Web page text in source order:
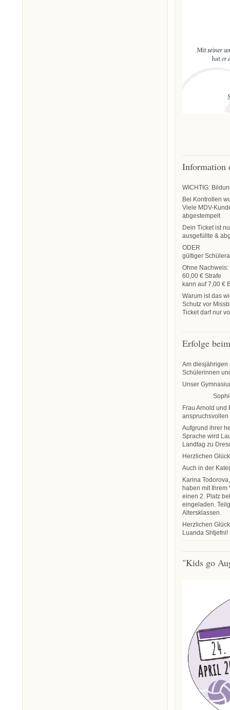
Information
WICHTIG:
Bei Kontrollen
Viele MDV-
abgestempelt
Dein Ticket ist
ausgefüllte &
ODER
gültiger
Ohne Nachweis:
60,00 € Strafe
kann auf 7,00 €
Warum ist das
Schutz vor
Ticket darf nur
Erfolge
Am diesjährigen
Schülerinnen
Unser
Sophie
Frau Arnold und
anspruchsvollen
Aufgrund ihrer
Sprache wird
Landtag zu
Herzlichen
Auch in der
Karina
haben mit Ihrem
einen 2. Platz
eingeladen.
Altersklassen.
Herzlichen
Luanda Shtjefni!
"Kids go